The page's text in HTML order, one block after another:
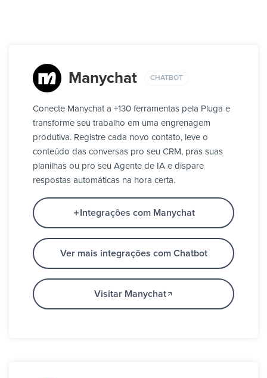
Manychat CHATBOT
Conecte Manychat a +130 ferramentas pela Pluga e
transforme seu trabalho em uma engrenagem
produtiva. Registre cada novo contato, leve o
conteúdo das conversas pro seu CRM, pras suas
planilhas ou pro seu Agente de IA e dispare
respostas automáticas na hora certa.
Integrações com Manychat
Ver mais integrações com Chatbot
Visitar Manychat